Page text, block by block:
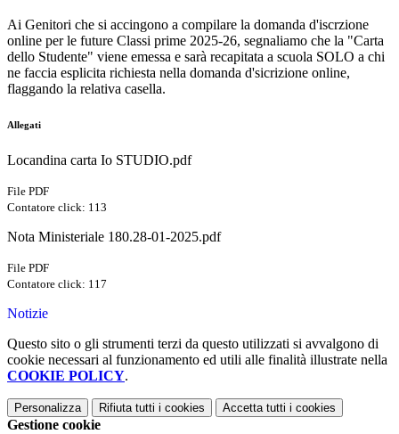
Ai Genitori che si accingono a compilare la domanda d'iscrzione
online per le future Classi prime 2025-26, segnaliamo che la "Carta
dello Studente" viene emessa e sarà recapitata a scuola SOLO a chi
ne faccia esplicita richiesta nella domanda d'sicrizione online,
flaggando la relativa casella.
Allegati
Locandina carta Io STUDIO.pdf
File PDF
Contatore click: 113
Nota Ministeriale 180.28-01-2025.pdf
File PDF
Contatore click: 117
Notizie
Questo sito o gli strumenti terzi da questo utilizzati si avvalgono di
cookie necessari al funzionamento ed utili alle finalità illustrate nella
COOKIE POLICY.
Personalizza Rifiuta tutti i cookies Accetta tutti i cookies
Gestione cookie